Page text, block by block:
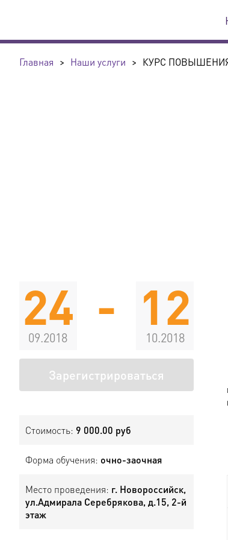
Главная > Наши услуги > КУРС
24
09.2018
- 12
10.2018
Зарегистрироваться
Стоимость: 9 000.00 руб
Форма обучения: очно-заочная
Место проведения: г. Новороссийск,
ул.Адмирала Серебрякова, д.15, 2-й
этаж